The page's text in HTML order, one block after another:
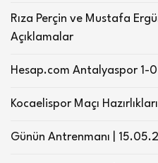
Rıza Perçin ve Mustafa
Açıklamalar
Hesap.com Antalyaspor 1-
Kocaelispor Maçı
Günün Antrenmanı |